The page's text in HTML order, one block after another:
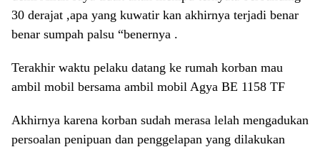
30 derajat ,apa yang kuwatir kan akhirnya terjadi benar
benar sumpah palsu “benernya .
Terakhir waktu pelaku datang ke rumah korban mau
ambil mobil bersama ambil mobil Agya BE 1158 TF
Akhirnya karena korban sudah merasa lelah mengadukan
persoalan penipuan dan penggelapan yang dilakukan